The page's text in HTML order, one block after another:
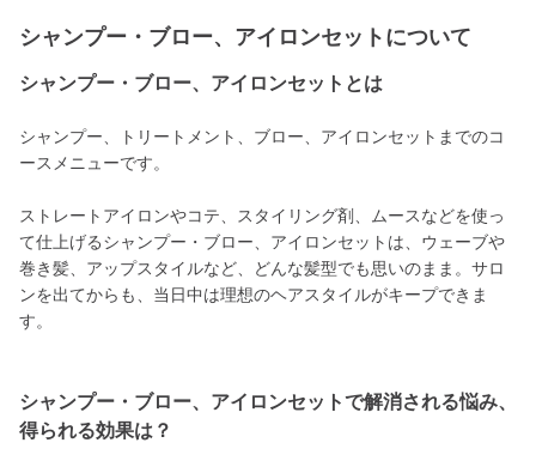
シャンプー・ブロー、アイロンセットについて
シャンプー・ブロー、アイロンセットとは
シャンプー、トリートメント、ブロー、アイロンセットまでのコ
ースメニューです。
ストレートアイロンやコテ、スタイリング剤、ムースなどを使っ
て仕上げるシャンプー・ブロー、アイロンセットは、ウェーブや
巻き髪、アップスタイルなど、どんな髪型でも思いのまま。サロ
ンを出てからも、当日中は理想のヘアスタイルがキープできま
す。
シャンプー・ブロー、アイロンセットで解消される悩み、
得られる効果は？